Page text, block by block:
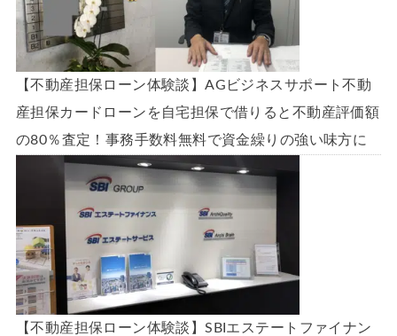
【不動産担保ローン体験談】AGビジネスサポート不動
産担保カードローンを自宅担保で借りると不動産評価額
の80％査定！事務手数料無料で資金繰りの強い味方に
【不動産担保ローン体験談】SBIエステートファイナン